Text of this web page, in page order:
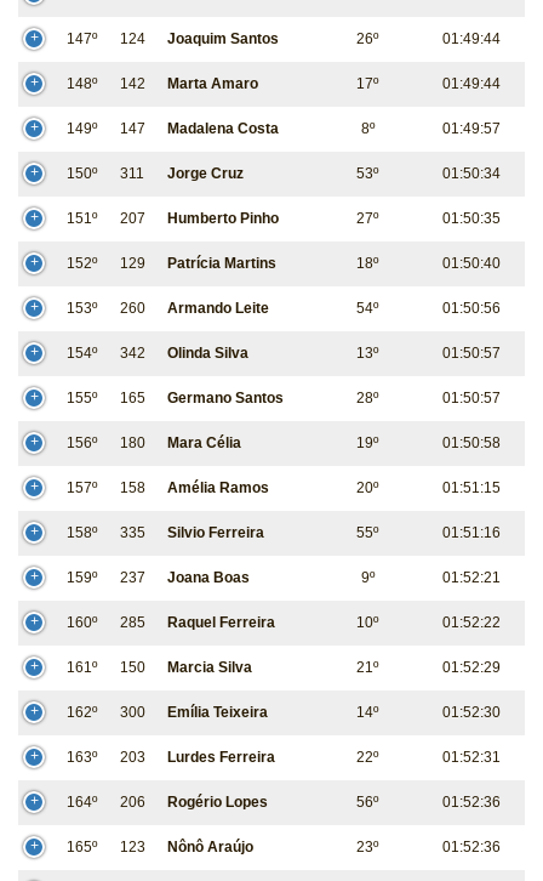
147º 124 Joaquim Santos 26º 01:49:44
148º 142 Marta Amaro 17º 01:49:44
149º 147 Madalena Costa 8º 01:49:57
150º 311 Jorge Cruz 53º 01:50:34
151º 207 Humberto Pinho 27º 01:50:35
152º 129 Patrícia Martins 18º 01:50:40
153º 260 Armando Leite 54º 01:50:56
154º 342 Olinda Silva 13º 01:50:57
155º 165 Germano Santos 28º 01:50:57
156º 180 Mara Célia 19º 01:50:58
157º 158 Amélia Ramos 20º 01:51:15
158º 335 Silvio Ferreira 55º 01:51:16
159º 237 Joana Boas 9º 01:52:21
160º 285 Raquel Ferreira 10º 01:52:22
161º 150 Marcia Silva 21º 01:52:29
162º 300 Emília Teixeira 14º 01:52:30
163º 203 Lurdes Ferreira 22º 01:52:31
164º 206 Rogério Lopes 56º 01:52:36
165º 123 Nônô Araújo 23º 01:52:36